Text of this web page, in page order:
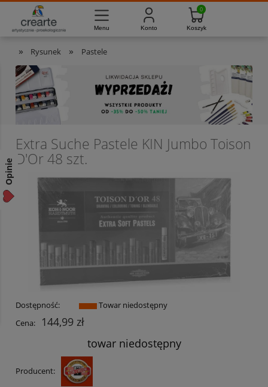
» Rysunek » Pastele
Extra Suche Pastele KIN Jumbo Toison
D'Or 48 szt.
Dostępność:
Towar niedostępny
Cena:
144,99 zł
towar niedostępny
Producent:
Masz pytania? 733-012-789 Pon. - Pt. 8:00 - 16:00
Opinie